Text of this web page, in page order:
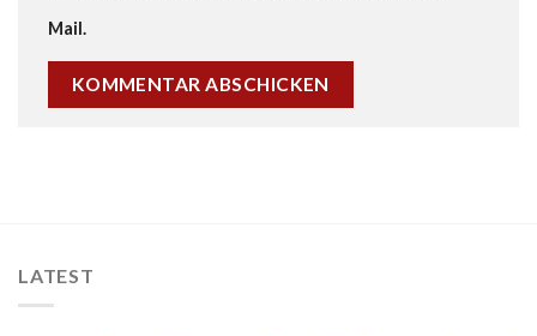
Mail.
LATEST